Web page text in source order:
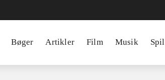
Bøger Artikler Film Musik Spil